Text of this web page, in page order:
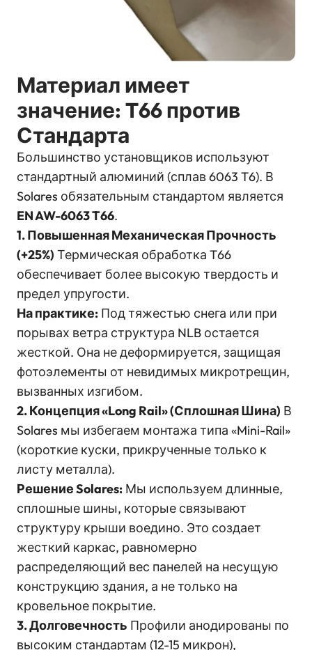
Материал имеет
значение: T66 против
Стандарта
Большинство установщиков используют
стандартный алюминий (сплав 6063 T6). В
Solares обязательным стандартом является
EN AW-6063 T66.
1. Повышенная Механическая Прочность
(+25%) Термическая обработка T66
обеспечивает более высокую твердость и
предел упругости.
На практике: Под тяжестью снега или при
порывах ветра структура NLB остается
жесткой. Она не деформируется, защищая
фотоэлементы от невидимых микротрещин,
вызванных изгибом.
2. Концепция «Long Rail» (Сплошная Шина) В
Solares мы избегаем монтажа типа «Mini-Rail»
(короткие куски, прикрученные только к
листу металла).
Решение Solares: Мы используем длинные,
сплошные шины, которые связывают
структуру крыши воедино. Это создает
жесткий каркас, равномерно
распределяющий вес панелей на несущую
конструкцию здания, а не только на
кровельное покрытие.
3. Долговечность Профили анодированы по
высоким стандартам (12-15 микрон),